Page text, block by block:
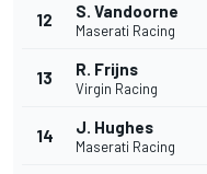
12 S. Vandoorne
Maserati Racing
13 R. Frijns
Virgin Racing
14 J. Hughes
Maserati Racing